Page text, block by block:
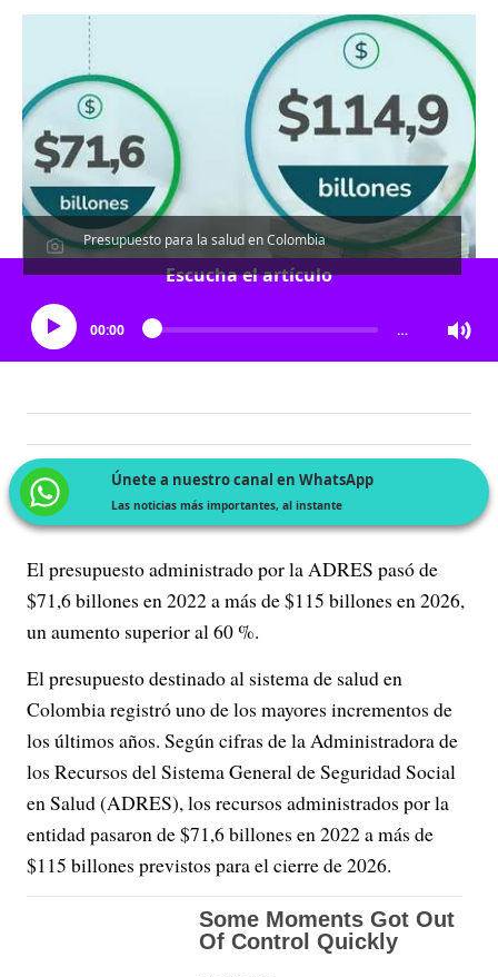
Presupuesto para la salud en Colombia
Escucha el artículo
00:00 …
Únete a nuestro canal en WhatsApp
Las noticias más importantes, al instante
El presupuesto administrado por la ADRES pasó de
$71,6 billones en 2022 a más de $115 billones en 2026,
un aumento superior al 60 %.
El presupuesto destinado al sistema de salud en
Colombia registró uno de los mayores incrementos de
los últimos años. Según cifras de la Administradora de
los Recursos del Sistema General de Seguridad Social
en Salud (ADRES), los recursos administrados por la
entidad pasaron de $71,6 billones en 2022 a más de
$115 billones previstos para el cierre de 2026.